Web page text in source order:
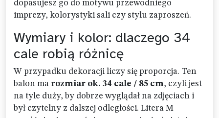
dopasujesz go do motywu przewodniego
imprezy, kolorystyki sali czy stylu zaproszeń.
Wymiary i kolor: dlaczego 34
cale robią różnicę
W przypadku dekoracji liczy się proporcja. Ten
balon ma rozmiar ok. 34 cale / 85 cm, czyli jest
na tyle duży, by dobrze wyglądał na zdjęciach i
był czytelny z dalszej odległości. Litera M